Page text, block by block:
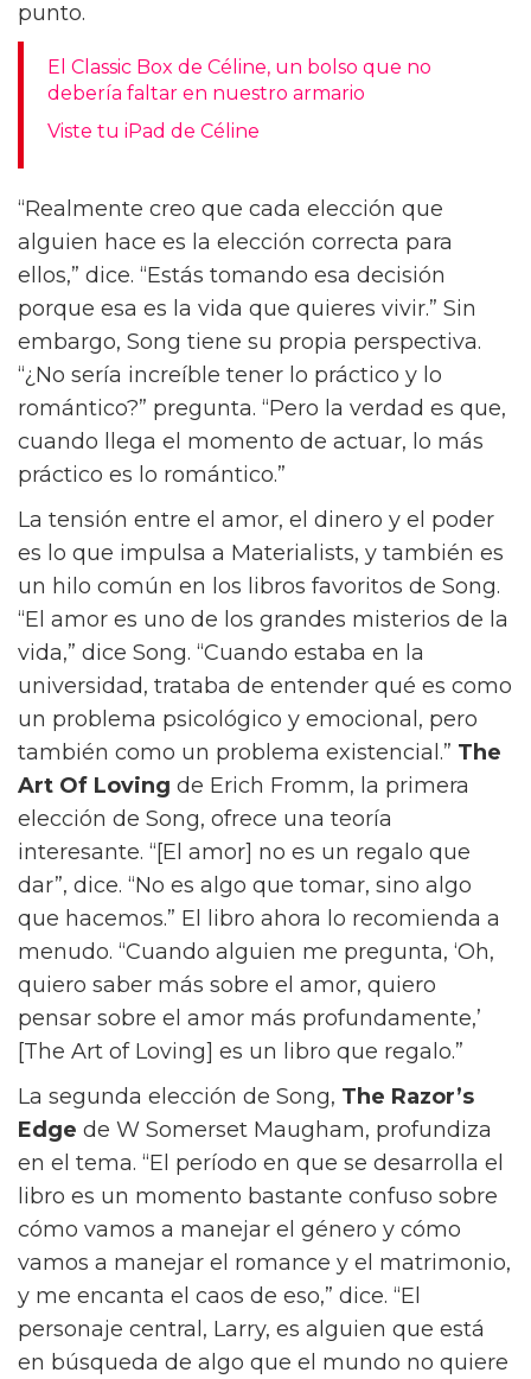
En Materialists, Lucy (Johnson) trabaja como
casamentera, conectando a sus clientes con
posibles parejas cuya viabilidad se determina
casi exclusivamente por números: peso,
altura, salario, edad. En su propia vida, Lucy
lucha entre el amor que siente por John
(Evans), un actor desempleado, y Harry
(Pascal), un encantador multimillonario que le
ofrece todas las cosas que cree que quiere.
¿Qué debería hacer? Los espectadores sin
duda tendrán su propia opinión, y ese es el
punto.
El Classic Box de Céline, un bolso que no
debería faltar en nuestro armario
Viste tu iPad de Céline
“Realmente creo que cada elección que
alguien hace es la elección correcta para
ellos,” dice. “Estás tomando esa decisión
porque esa es la vida que quieres vivir.” Sin
embargo, Song tiene su propia perspectiva.
“¿No sería increíble tener lo práctico y lo
romántico?” pregunta. “Pero la verdad es que,
cuando llega el momento de actuar, lo más
práctico es lo romántico.”
La tensión entre el amor, el dinero y el poder
es lo que impulsa a Materialists, y también es
un hilo común en los libros favoritos de Song.
“El amor es uno de los grandes misterios de la
vida,” dice Song. “Cuando estaba en la
universidad, trataba de entender qué es como
un problema psicológico y emocional, pero
también como un problema existencial.”The
Art Of Loving de Erich Fromm, la primera
elección de Song, ofrece una teoría
interesante. “[El amor] no es un regalo que
dar”, dice. “No es algo que tomar, sino algo
que hacemos.” El libro ahora lo recomienda a
menudo. “Cuando alguien me pregunta, ‘Oh,
quiero saber más sobre el amor, quiero